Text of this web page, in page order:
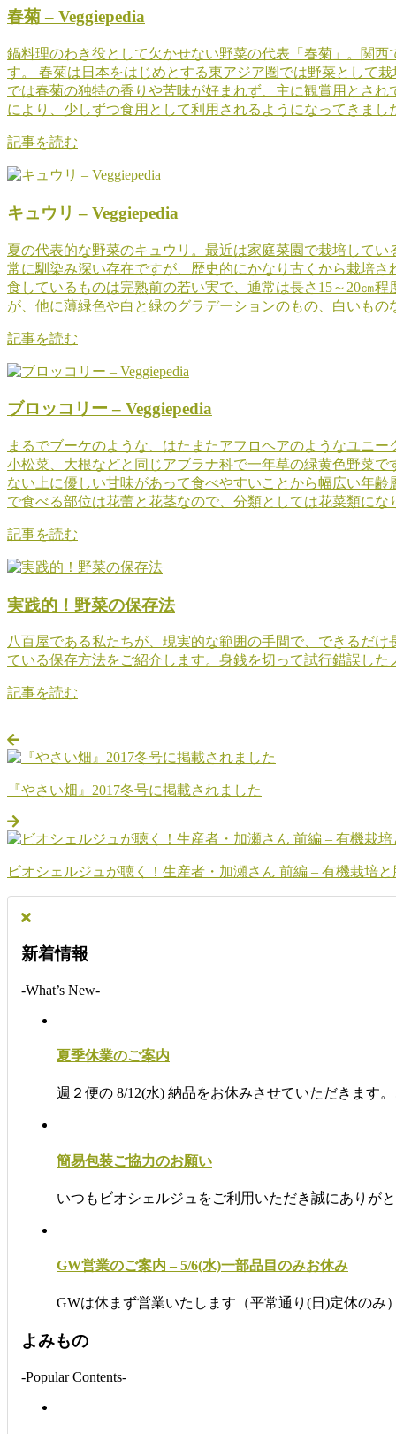
春菊 – Veggiepedia
鍋料理のわき役として欠かせない野菜の代表「春菊」。関
す。 春菊は日本をはじめとする東アジア圏では野菜として
では春菊の独特の香りや苦味が好まれず、主に観賞用とさ
により、少しずつ食用として利用されるようになってきまし
記事を読む
キュウリ – Veggiepedia
夏の代表的な野菜のキュウリ。最近は家庭菜園で栽培して
常に馴染み深い存在ですが、歴史的にかなり古くから栽培
食しているものは完熟前の若い実で、通常は長さ15～20㎝
が、他に薄緑色や白と緑のグラデーションのもの、白いもの
記事を読む
ブロッコリー – Veggiepedia
まるでブーケのような、はたまたアフロヘアのようなユニ
小松菜、大根などと同じアブラナ科で一年草の緑黄色野菜
ない上に優しい甘味があって食べやすいことから幅広い年
で食べる部位は花蕾と花茎なので、分類としては花菜類にな
記事を読む
実践的！野菜の保存法
八百屋である私たちが、現実的な範囲の手間で、できるだ
ている保存方法をご紹介します。身銭を切って試行錯誤し
記事を読む
『やさい畑』2017冬号に掲載されました
ビオシェルジュが聴く！生産者・加瀬さん 前編 – 有機栽培
新着情報
-What’s New-
夏季休業のご案内
週２便の 8/12(水) 納品をお休みさせていただきます
簡易包装ご協力のお願い
いつもビオシェルジュをご利用いただき誠にありが
GW営業のご案内 – 5/6(水)一部品目のみお休み
GWは休まず営業いたします（平常通り(日)定休の
よみもの
-Popular Contents-